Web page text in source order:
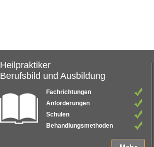
Heilpraktiker
Berufsbild und Ausbildung
Fachrichtungen
Anforderungen
Schulen
Behandlungsmethoden